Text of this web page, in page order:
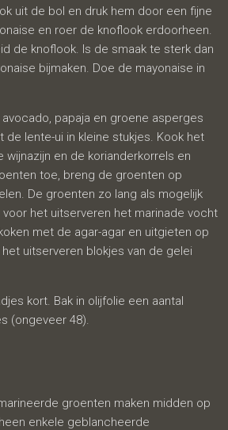
uit de bol en druk hem door een fijne
en roer de knoflook erdoorheen.
de knoflook. Is de smaak te sterk dan
bijmaken. Doe de mayonaise in
papaja en groene asperges
de lente-ui in kleine stukjes. Kook het
en de korianderkorrels en
toe, breng de groenten op
De groenten zo lang als mogelijk
het uitserveren het marinade vocht
met de agar-agar en uitgieten op
uitserveren blokjes van de gelei
kort. Bak in olijfolie een aantal
(ongeveer 48).
groenten maken midden op
enkele geblancheerde